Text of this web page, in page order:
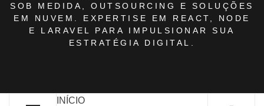
SOB MEDIDA, OUTSOURCING E SOLUÇÕES
EM NUVEM. EXPERTISE EM REACT, NODE
E LARAVEL PARA IMPULSIONAR SUA
ESTRATÉGIA DIGITAL.
INÍCIO